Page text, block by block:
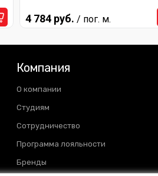
4 784 руб. / пог. м.
Компания
О компании
Студиям
Сотрудничество
Программа лояльности
Бренды